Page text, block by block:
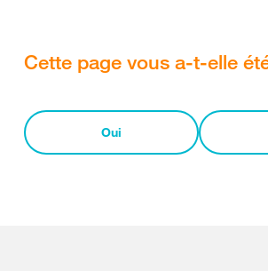
Cette page vous a-t-elle
Oui